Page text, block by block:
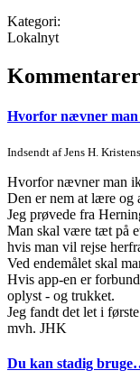
Kategori:
Lokalnyt
Kommentarer
Hvorfor nævner
Indsendt afJens H.
Hvorfor nævner man
Den er nem at lære og
Jeg prøvede fra
Man skal være tæt på
hvis man vil rejse
Ved endemålet skal
Hvis app-en er
oplyst - og trukket.
Jeg fandt det let i
mvh. JHK
Du kan stadig